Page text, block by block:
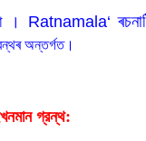
। Ratnamala‘
অন্তর্গত।
গ্রন্থ: